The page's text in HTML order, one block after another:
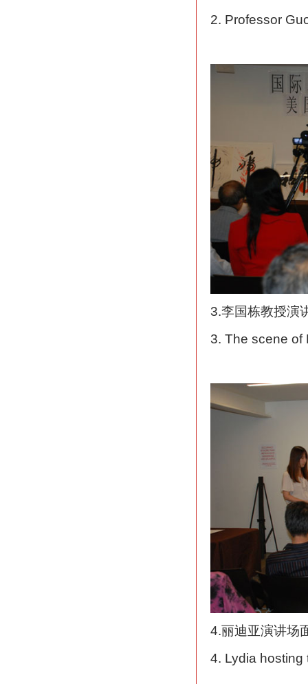
2. Professor
3.李国栋教授演
3. The scene of
4.丽迪亚演讲场
4. Lydia hosting